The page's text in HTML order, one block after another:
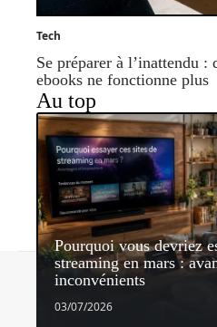
Tech
Se préparer à l’inattendu
ebooks ne fonctionne plus
Au top
Pourquoi vous devriez
streaming en mars :
inconvénients
03/07/2026
Contact Mentions